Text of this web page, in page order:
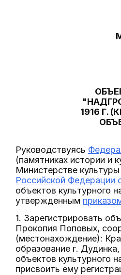
1916 Г.
Руководствуясь
(памятниках истории и
Министерстве
Российской Федерации
объектов культурного
утвержденным
1. Зарегистрировать
Прокопия Поповых,
(местонахождение):
образование г.
объектов культурного
присвоить ему